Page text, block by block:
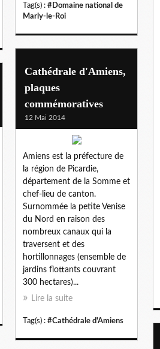
Tag(s) : #Domaine national de
Marly-le-Roi
Cathédrale d'Amiens,
plaques
commémoratives
12 Mai 2014
Amiens est la préfecture de
la région de Picardie,
département de la Somme et
chef-lieu de canton.
Surnommée la petite Venise
du Nord en raison des
nombreux canaux qui la
traversent et des
hortillonnages (ensemble de
jardins flottants couvrant
300 hectares)...
Lire la suite
Tag(s) : #Cathédrale d'Amiens